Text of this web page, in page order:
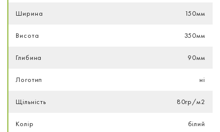
Ширина 150мм
Висота 350мм
Глибина 90мм
Логотип ні
Щільність 80гр/м2
Колір білий